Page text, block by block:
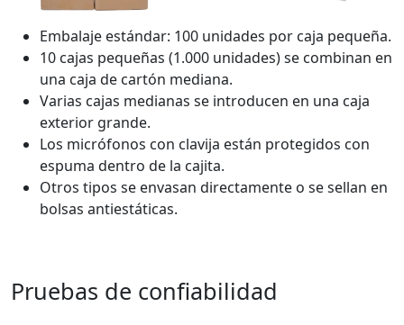
Embalaje estándar: 100 unidades por caja pequeña.
10 cajas pequeñas (1.000 unidades) se combinan en
una caja de cartón mediana.
Varias cajas medianas se introducen en una caja
exterior grande.
Los micrófonos con clavija están protegidos con
espuma dentro de la cajita.
Otros tipos se envasan directamente o se sellan en
bolsas antiestáticas.
Pruebas de confiabilidad